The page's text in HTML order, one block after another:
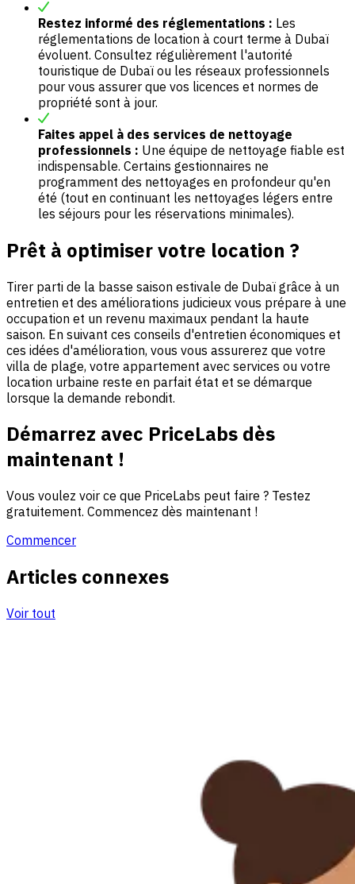
Restez informé des réglementations : Les
réglementations de location à court terme à Dubaï
évoluent. Consultez régulièrement l'autorité
touristique de Dubaï ou les réseaux professionnels
pour vous assurer que vos licences et normes de
propriété sont à jour.
Faites appel à des services de nettoyage
professionnels : Une équipe de nettoyage fiable est
indispensable. Certains gestionnaires ne
programment des nettoyages en profondeur qu'en
été (tout en continuant les nettoyages légers entre
les séjours pour les réservations minimales).
Prêt à optimiser votre location ?
Tirer parti de la basse saison estivale de Dubaï grâce à un
entretien et des améliorations judicieux vous prépare à une
occupation et un revenu maximaux pendant la haute
saison. En suivant ces conseils d'entretien économiques et
ces idées d'amélioration, vous vous assurerez que votre
villa de plage, votre appartement avec services ou votre
location urbaine reste en parfait état et se démarque
lorsque la demande rebondit.
Démarrez avec PriceLabs dès
maintenant !
Vous voulez voir ce que PriceLabs peut faire ? Testez
gratuitement. Commencez dès maintenant !
Commencer
Articles connexes
Voir tout